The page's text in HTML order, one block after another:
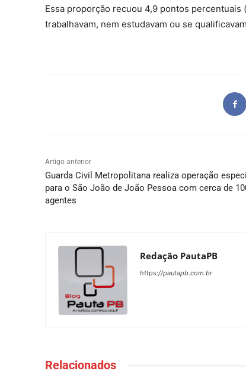
Essa proporção recuou 4,9 pontos percentuais
trabalhavam, nem estudavam ou se
Artigo anterior
Guarda Civil Metropolitana realiza operação
para o São João de João Pessoa com cerca de
agentes
Redação PautaPB
https://pautapb.com.br
Relacionados